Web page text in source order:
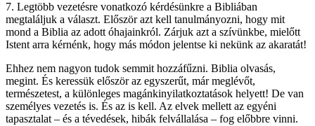
7. Legtöbb vezetésre vonatkozó kérdésünkre a Bibliában
megtaláljuk a választ. Először azt kell tanulmányozni, hogy mit
mond a Biblia az adott óhajainkról. Zárjuk azt a szívünkbe, mielőtt
Istent arra kérnénk, hogy más módon jelentse ki nekünk az akaratát!
Ehhez nem nagyon tudok semmit hozzáfűzni. Biblia olvasás,
megint. És keressük először az egyszerűt, már meglévőt,
természetest, a különleges magánkinyilatkoztatások helyett! De van
személyes vezetés is. És az is kell. Az elvek mellett az egyéni
tapasztalat – és a tévedések, hibák felvállalása – fog előbbre vinni.